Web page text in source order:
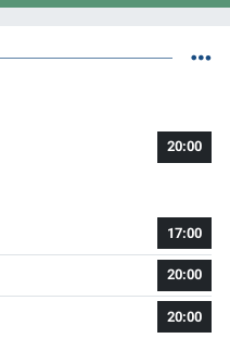
20:00
17:00
20:00
20:00